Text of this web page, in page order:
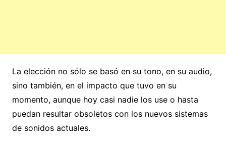
La elección no sólo se basó en su tono, en su audio,
sino también, en el impacto que tuvo en su
momento, aunque hoy casi nadie los use o hasta
puedan resultar obsoletos con los nuevos sistemas
de sonidos actuales.